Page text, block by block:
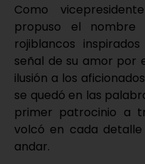
Como
propuso el
rojiblancos
señal de su amor por
ilusión a los
se quedó en las
primer patrocinio a
volcó en cada
andar.